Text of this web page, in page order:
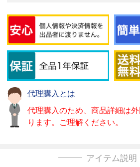
代理購入とは
代理購入のため、商品詳細は
ります。ご理解ください。
アイテム説明